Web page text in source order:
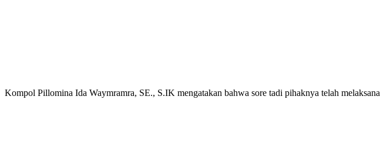
Kompol Pillomina Ida Waymramra, SE., S.IK mengatakan bahwa sore tadi pihaknya telah